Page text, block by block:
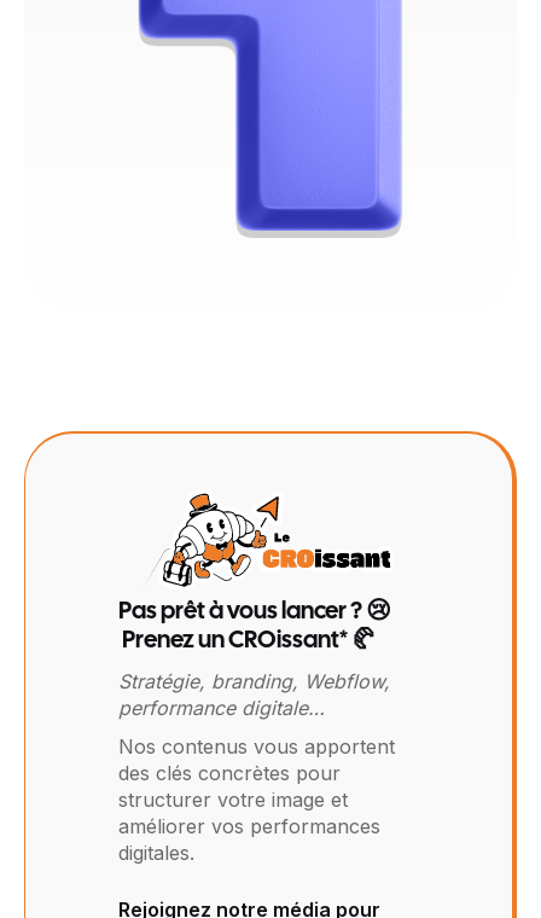
Pas prêt à vous lancer ? 😢
Prenez un CROissant* 🥐
Stratégie, branding, Webflow,
performance digitale…
Nos contenus vous apportent
des clés concrètes pour
structurer votre image et
améliorer vos performances
digitales.
Rejoignez notre média pour